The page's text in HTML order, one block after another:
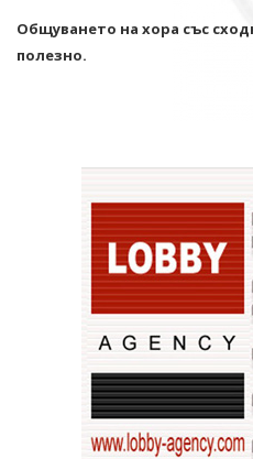
Общуването на хора със
полезно.